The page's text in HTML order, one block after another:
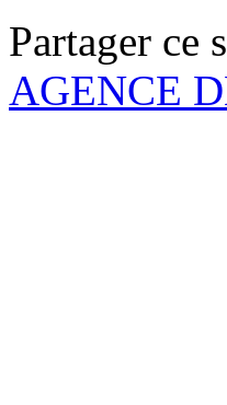
Partager ce
AGENCE